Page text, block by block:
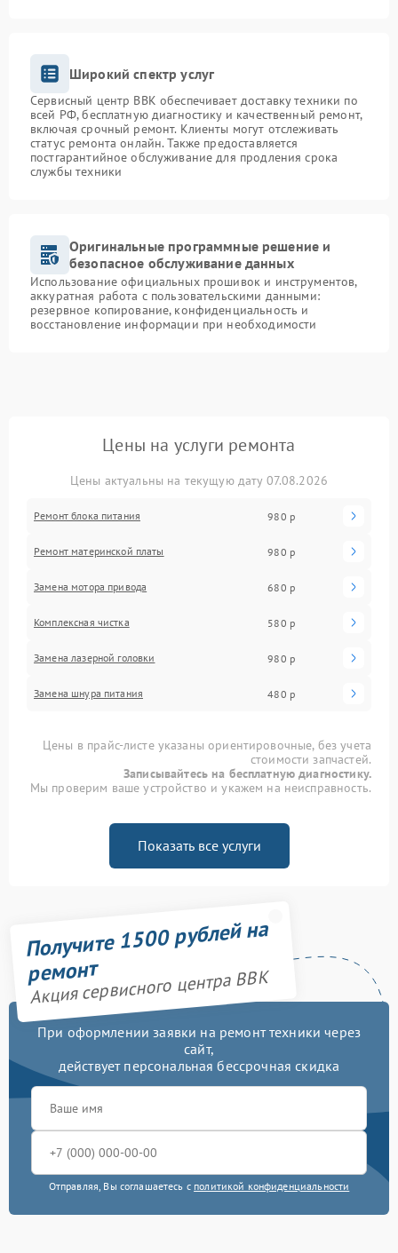
Широкий спектр услуг
Сервисный центр BBK обеспечивает доставку техники по
всей РФ, бесплатную диагностику и качественный ремонт,
включая срочный ремонт. Клиенты могут отслеживать
статус ремонта онлайн. Также предоставляется
постгарантийное обслуживание для продления срока
службы техники
Оригинальные программные решение и
безопасное обслуживание данных
Использование официальных прошивок и инструментов,
аккуратная работа с пользовательскими данными:
резервное копирование, конфиденциальность и
восстановление информации при необходимости
Цены на услуги ремонта
Цены актуальны на текущую дату 07.08.2026
Ремонт блока питания 980 р
Ремонт материнской платы 980 р
Замена мотора привода 680 р
Комплексная чистка 580 р
Замена лазерной головки 980 р
Замена шнура питания 480 р
Цены в прайс-листе указаны ориентировочные, без учета
стоимости запчастей.
Записывайтесь на бесплатную диагностику.
Мы проверим ваше устройство и укажем на неисправность.
Показать все услуги
Получите 1500 рублей на
ремонт
Акция сервисного центра BBK
При оформлении заявки на ремонт техники через
сайт,
действует персональная бессрочная скидка
Отправляя, Вы соглашаетесь с политикой конфиденциальности